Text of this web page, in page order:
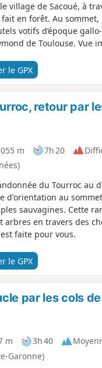
village de Sacoué, à
en forêt. Au
votifs d’époque
de Toulouse. Vue
le GPX
retour par
m 7h 20
du Tourroc au
d'orientation au
sauvagines. Cette
arbres en travers des
faite pour vous.
le GPX
par les cols
m 3h 40
Garonne)